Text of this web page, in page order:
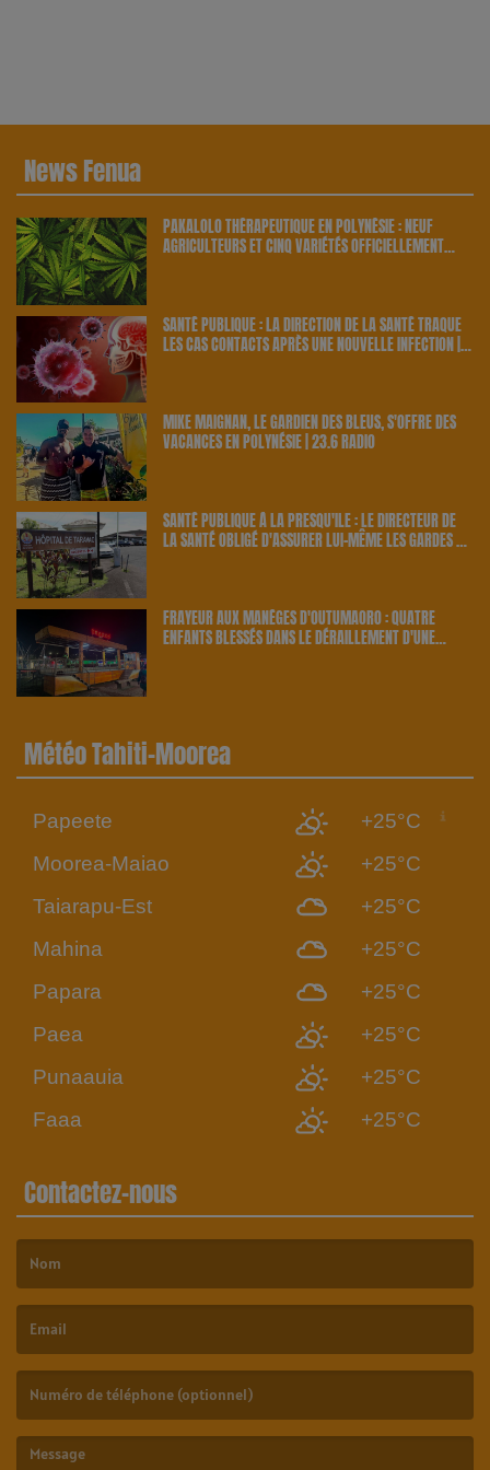
News Fenua
PAKALOLO THÉRAPEUTIQUE EN POLYNÉSIE : NEUF
AGRICULTEURS ET CINQ VARIÉTÉS OFFICIELLEMENT
SANTÉ PUBLIQUE : LA DIRECTION DE LA SANTÉ TRAQUE
LES CAS CONTACTS APRÈS UNE NOUVELLE INFECTION |
MIKE MAIGNAN, LE GARDIEN DES BLEUS, S'OFFRE DES
VACANCES EN POLYNÉSIE | 23.6 RADIO
SANTÉ PUBLIQUE À LA PRESQU'ÎLE : LE DIRECTEUR DE
LA SANTÉ OBLIGÉ D'ASSURER LUI-MÊME LES GARDES À
FRAYEUR AUX MANÈGES D'OUTUMAORO : QUATRE
ENFANTS BLESSÉS DANS LE DÉRAILLEMENT D'UNE
Météo Tahiti-Moorea
Papeete
+25°C
Moorea-Maiao
+25°C
Taiarapu-Est
+25°C
Mahina
+25°C
Papara
+25°C
Paea
+25°C
Punaauia
+25°C
Faaa
+25°C
Contactez-nous